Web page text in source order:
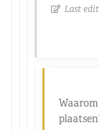
Last